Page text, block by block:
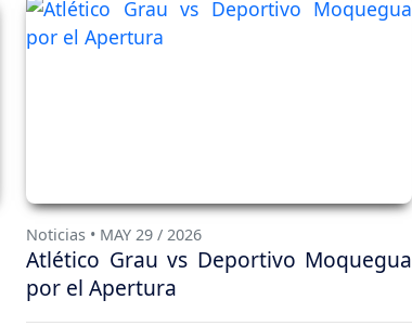
Noticias • MAY 29 / 2026
Atlético Grau vs Deportivo Moquegua
por el Apertura